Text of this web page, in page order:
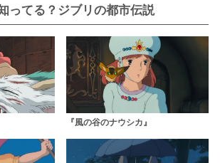
ってる？ジブリの都市伝説
『風の谷のナウシカ』